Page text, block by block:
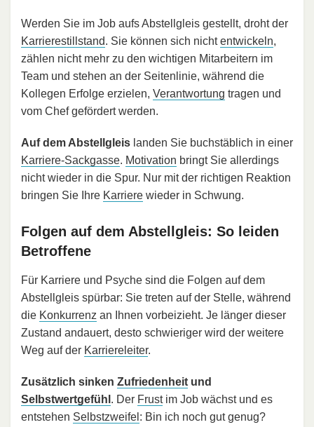
Werden Sie im Job aufs Abstellgleis gestellt, droht der
Karrierestillstand. Sie können sich nichtentwickeln,
zählen nicht mehr zu den wichtigen Mitarbeitern im
Team und stehen an der Seitenlinie, während die
Kollegen Erfolge erzielen, Verantwortung tragen und
vom Chef gefördert werden.
Auf dem Abstellgleis landen Sie buchstäblich in einer
Karriere-Sackgasse. Motivation bringt Sie allerdings
nicht wieder in die Spur. Nur mit der richtigen Reaktion
bringen Sie Ihre Karriere wieder in Schwung.
Folgen auf dem Abstellgleis: So leiden
Betroffene
Für Karriere und Psyche sind die Folgen auf dem
Abstellgleis spürbar: Sie treten auf der Stelle, während
die Konkurrenz an Ihnen vorbeizieht. Je länger dieser
Zustand andauert, desto schwieriger wird der weitere
Weg auf der Karriereleiter.
Zusätzlich sinken Zufriedenheit und
Selbstwertgefühl . Der Frustim Job wächst und es
entstehen Selbstzweifel : Bin ich noch gut genug?